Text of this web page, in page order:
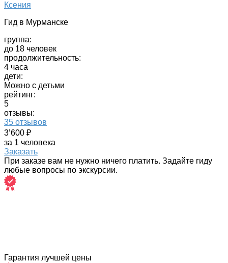
Ксения
Гид в Мурманске
группа:
до 18 человек
продолжительность:
4 часа
дети:
Можно с детьми
рейтинг:
5
отзывы:
35 отзывов
3’600 ₽
за 1 человека
Заказать
При заказе вам не нужно ничего платить. Задайте гиду
любые вопросы по экскурсии.
Гарантия лучшей цены